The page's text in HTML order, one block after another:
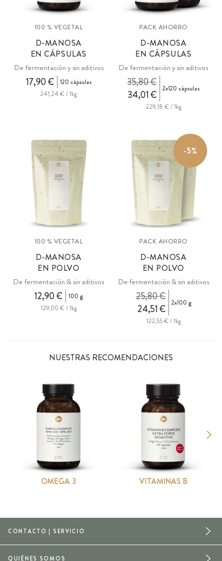
100 % VEGETAL
D-MANOSA
EN CÁPSULAS
De fermentación y sin aditivos
17,90 €
120 cápsulas
241,24 € / 1kg
PACK AHORRO
D-MANOSA
EN CÁPSULAS
De fermentación y sin aditivos
34,01 €
35,80 € 2x120 cápsulas
229,18 € / 1kg
100 % VEGETAL
D-MANOSA
EN POLVO
De fermentación & sin aditivos
12,90 €
100 g
129,00 € / 1kg
-5%
PACK AHORRO
D-MANOSA
EN POLVO
De fermentación & sin aditivos
24,51 €
25,80 € 2x100 g
122,55 € / 1kg
NUESTRAS RECOMENDACIONES
OMEGA 3 VITAMINAS B
CONTACTO | SERVICIO
QUIÉNES SOMOS